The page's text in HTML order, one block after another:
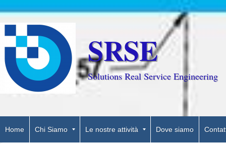
SRSE
Solutions Real Service Engineering
Home Chi Siamo Le nostre attività Dove siamo